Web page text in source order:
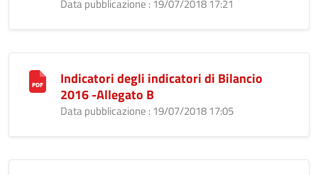
Data pubblicazione : 19/07/2018 17:21
Indicatori degli indicatori di Bilancio
2016 -Allegato B
Data pubblicazione : 19/07/2018 17:05